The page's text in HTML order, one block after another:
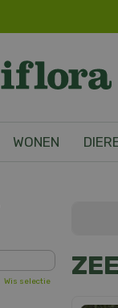
WONEN
Wis selectie